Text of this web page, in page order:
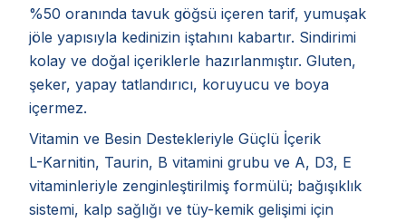
%50 oranında tavuk göğsü içeren tarif, yumuşak
jöle yapısıyla kedinizin iştahını kabartır. Sindirimi
kolay ve doğal içeriklerle hazırlanmıştır. Gluten,
şeker, yapay tatlandırıcı, koruyucu ve boya
içermez.
Vitamin ve Besin Destekleriyle Güçlü İçerik
L-Karnitin, Taurin, B vitamini grubu ve A, D3, E
vitaminleriyle zenginleştirilmiş formülü; bağışıklık
sistemi, kalp sağlığı ve tüy-kemik gelişimi için